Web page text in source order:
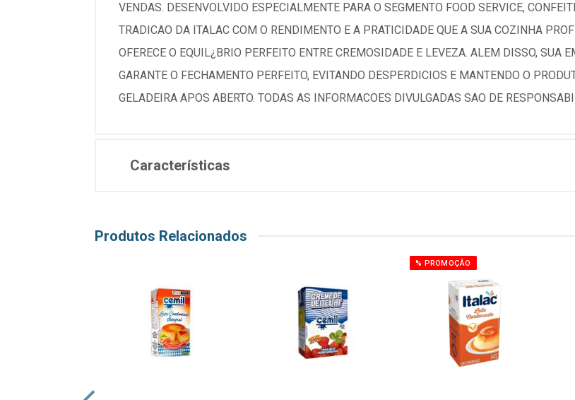
VENDAS. DESENVOLVIDO ESPECIALMENTE PARA O SEGMENTO FOOD SERVICE,
TRADICAO DA ITALAC COM O RENDIMENTO E A PRATICIDADE QUE A SUA COZINHA
OFERECE O EQUIL¿BRIO PERFEITO ENTRE CREMOSIDADE E LEVEZA. ALEM DISSO, SUA
GARANTE O FECHAMENTO PERFEITO, EVITANDO DESPERDICIOS E MANTENDO O
GELADEIRA APOS ABERTO. TODAS AS INFORMACOES DIVULGADAS SAO DE
Características
Produtos Relacionados
% PROMOÇÃO